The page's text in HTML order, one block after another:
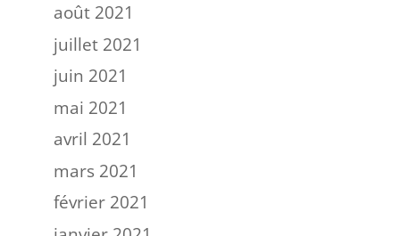
août 2021
juillet 2021
juin 2021
mai 2021
avril 2021
mars 2021
février 2021